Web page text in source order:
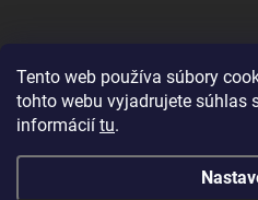
Tento web používa súbory
tohto webu vyjadrujete súhlas
informácií tu.
Good E-shops have